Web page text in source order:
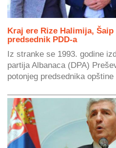
Kraj ere Rize Halimija,
predsednik PDD-a
Iz stranke se 1993. godine
partija Albanaca (DPA)
potonjeg predsednika